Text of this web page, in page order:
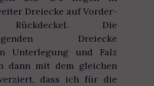
Dreiecke auf Vorder-
Die
Dreiecke
Unterlegung und Falz
dann mit dem gleichen
dass ich für die